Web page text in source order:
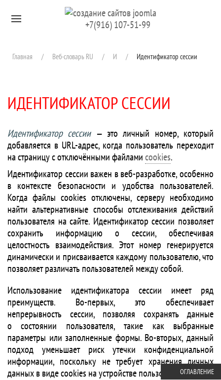
Перейти к содержимому+7(916) 107-51-99
Главная Веб-словарь RU И Идентификатор сессии
ИДЕНТИФИКАТОР СЕССИИ
Идентификатор сессии— это личный номер, который
добавляется в URL-адрес, когда пользователь переходит
на страницу с отключёнными файламиcookies.
Идентификатор сессии важен в веб-разработке, особенно
в контексте безопасности и удобства пользователей.
Когда файлы cookies отключены, серверу необходимо
найти альтернативные способы отслеживания действий
пользователя на сайте. Идентификатор сессии позволяет
сохранить информацию о сессии, обеспечивая
целостность взаимодействия. Этот номер генерируется
динамически и присваивается каждому пользователю, что
позволяет различать пользователей между собой.
Использование идентификатора сессии имеет ряд
преимуществ. Во-первых, это обеспечивает
непрерывность сессии, позволяя сохранять данные
о состоянии пользователя, такие как выбранные
параметры или заполненные формы. Во-вторых, данный
подход уменьшает риск утечки конфиденциальной
информации, поскольку не требует хранения личных
данных в виде cookies на устройстве пользователя.ОГЛАВЛЕНИЕ